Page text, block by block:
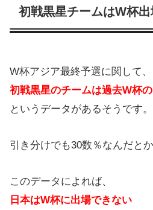
初戦黒星チームはW杯
W杯アジア最終予選に関して、
初戦黒星のチームは過去W杯
というデータがあるそうです。
引き分けでも30数％なんだとか
このデータによれば、
日本はW杯に出場できない